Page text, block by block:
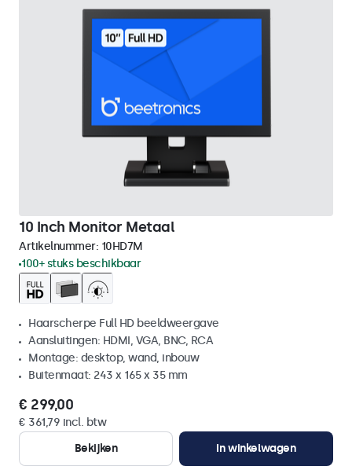
10 Inch Monitor Metaal
Artikelnummer: 10HD7M
100+ stuks beschikbaar
Haarscherpe Full HD beeldweergave
Aansluitingen: HDMI, VGA, BNC, RCA
Montage: desktop, wand, inbouw
Buitenmaat: 243 x 165 x 35 mm
€ 299,00
€ 361,79 incl. btw
Bekijken
In winkelwagen